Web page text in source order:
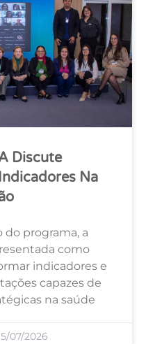
Discute
Na
programa, a
como
indicadores e
capazes de
na saúde
07/2026